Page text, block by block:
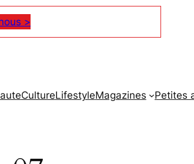
>
CultureLifestyleMagazines Petites